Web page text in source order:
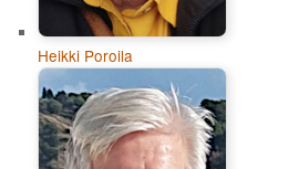
Heikki Poroila